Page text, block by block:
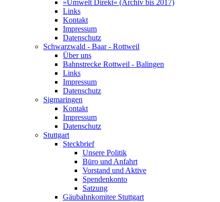
»Umwelt Direkt« (Archiv bis 2017)
Links
Kontakt
Impressum
Datenschutz
Schwarzwald - Baar - Rottweil
Über uns
Bahnstrecke Rottweil - Balingen
Links
Impressum
Datenschutz
Sigmaringen
Kontakt
Impressum
Datenschutz
Stuttgart
Steckbrief
Unsere Politik
Büro und Anfahrt
Vorstand und Aktive
Spendenkonto
Satzung
Gäubahnkomitee Stuttgart